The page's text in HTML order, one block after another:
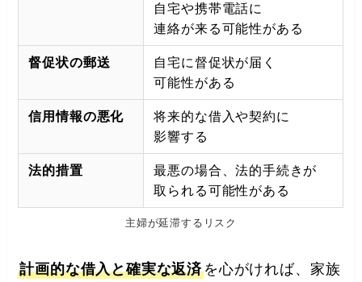
自宅や携帯電話に
連絡が来る可能性がある
督促状の郵送
自宅に督促状が届く
可能性がある
信用情報の悪化
将来的な借入や契約に
影響する
法的措置
最悪の場合、法的手続きが
取られる可能性がある
主婦が延滞するリスク
計画的な借入と確実な返済を心がければ、家族